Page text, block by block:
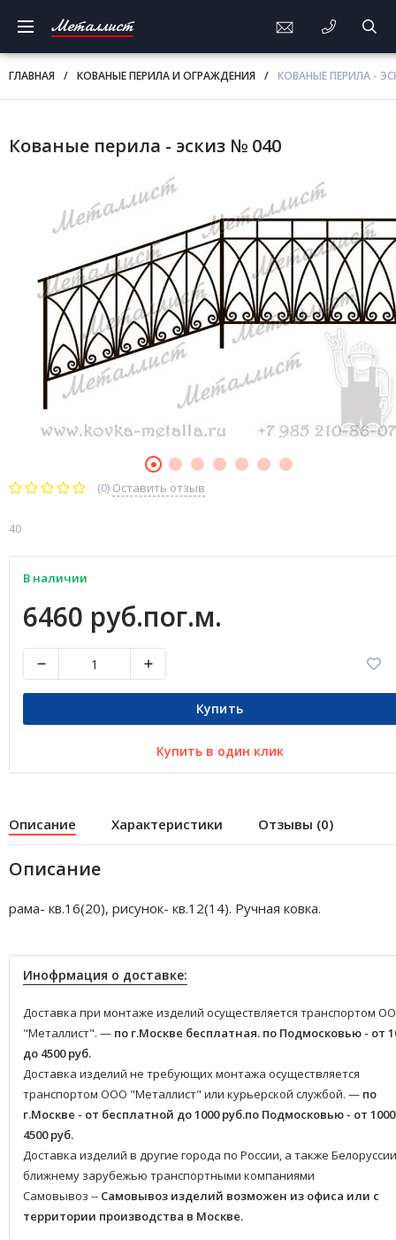
Металлист
ГЛАВНАЯ / КОВАНЫЕ ПЕРИЛА И ОГРАЖДЕНИЯ / КОВАНЫЕ ПЕРИЛА -
Кованые перила - эскиз № 040
(0) Оставить отзыв
40
В наличии
6460 руб.пог.м.
Купить
Купить в один клик
Описание Характеристики Отзывы (0)
Описание
рама- кв.16(20), рисунок- кв.12(14). Ручная ковка.
Инофрмация о доставке:
Доставка при монтаже изделий осуществляется транспортом
"Металлист". — по г.Москве бесплатная. по Подмосковью - от
до 4500 руб.
Доставка изделий не требующих монтажа осуществляется
транспортом ООО "Металлист" или курьерской службой. — по
г.Москве - от бесплатной до 1000 руб.по Подмосковью - от
4500 руб.
Доставка изделий в другие города по России, а также
ближнему зарубежью транспортными компаниями
Самовывоз -- Самовывоз изделий возможен из офиса или с
территории производства в Москве.